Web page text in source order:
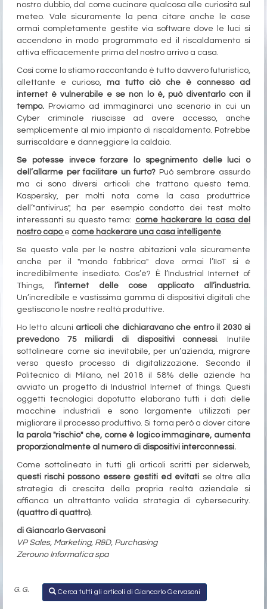
nostro dubbio, dal come cucinare qualcosa alle curiosità sul
meteo. Vale sicuramente la pena citare anche le case
ormai completamente gestite via software dove le luci si
accendono in modo programmato ed il riscaldamento si
attiva efficacemente prima del nostro arrivo a casa.
Così come lo stiamo raccontando è tutto davvero futuristico,
allettante e curioso, ma tutto ciò che è connesso ad
internet è vulnerabile e se non lo è, può diventarlo con il
tempo. Proviamo ad immaginarci uno scenario in cui un
Cyber criminale riuscisse ad avere accesso, anche
semplicemente al mio impianto di riscaldamento. Potrebbe
surriscaldare e danneggiare la caldaia.
Se potesse invece forzare lo spegnimento delle luci o
dell’allarme per facilitare un furto? Può sembrare assurdo
ma ci sono diversi articoli che trattano questo tema.
Kaspersky, per molti nota come la casa produttrice
dell’"antivirus", ha per esempio condotto dei test molto
interessanti su questo tema: come hackerare la casa del
nostro capo e come hackerare una casa intelligente.
Se questo vale per le nostre abitazioni vale sicuramente
anche per il "mondo fabbrica" dove ormai l’IIoT si è
incredibilmente insediato. Cos’è? È l’Industrial Internet of
Things,
l’internet delle cose applicato all’industria.
Un’incredibile e vastissima gamma di dispositivi digitali che
gestiscono le nostre realtà produttive.
Ho letto alcuni articoli che dichiaravano che entro il 2030 si
prevedono 75 miliardi di dispositivi connessi. Inutile
sottolineare come sia inevitabile, per un’azienda, migrare
verso questo processo di digitalizzazione. Secondo il
Politecnico di Milano, nel 2018 il 58% delle aziende ha
avviato un progetto di Industrial Internet of things. Questi
oggetti tecnologici dopotutto elaborano tutti i dati delle
macchine industriali e sono largamente utilizzati per
migliorare il processo produttivo. Si torna però a dover citare
la parola "rischio" che, come è logico immaginare, aumenta
proporzionalmente al numero di dispositivi interconnessi.
Come sottolineato in tutti gli articoli scritti per siderweb,
questi rischi possono essere gestiti ed evitati se oltre alla
strategia di crescita della propria realtà aziendale si
affianca un altrettanto valida strategia di cybersecurity.
(quattro di quattro).
di Giancarlo Gervasoni
VP Sales, Marketing, R&D, Purchasing
Zerouno Informatica spa
G. G. Cerca tutti gli articoli di Giancarlo Gervasoni